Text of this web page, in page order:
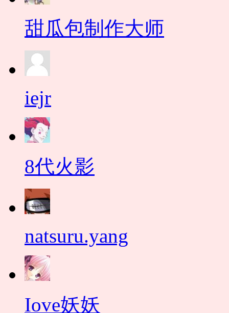
甜瓜包制作大师
iejr
8代火影
natsuru.yang
Iove妖妖